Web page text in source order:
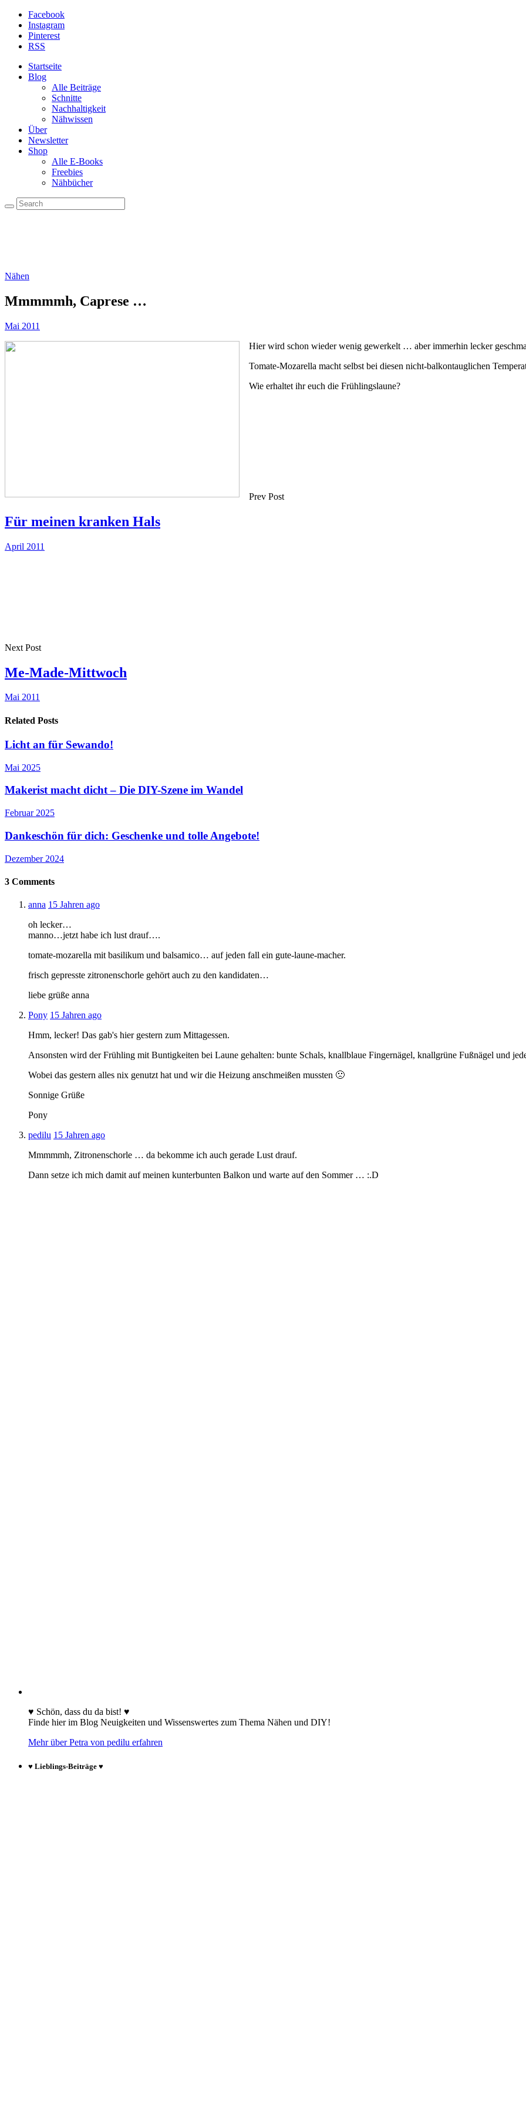
Facebook
Instagram
Pinterest
RSS
Startseite
Blog
Alle Beiträge
Schnitte
Nachhaltigkeit
Nähwissen
Über
Newsletter
Shop
Alle E-Books
Freebies
Nähbücher
Nähen
Mmmmmh, Caprese …
Mai 2011
Hier wird schon wieder wenig gewerkelt … aber immerhin lecker
Tomate-Mozarella macht selbst bei diesen nicht-balkontauglichen
Wie erhaltet ihr euch die Frühlingslaune?
Prev Post
Für meinen kranken Hals
April 2011
Next Post
Me-Made-Mittwoch
Mai 2011
Related Posts
Licht an für Sewando!
Mai 2025
Makerist macht dicht – Die DIY-Szene im Wandel
Februar 2025
Dankeschön für dich: Geschenke und tolle Angebote!
Dezember 2024
3 Comments
anna 15 Jahren ago
oh lecker…
manno…jetzt habe ich lust drauf….
tomate-mozarella mit basilikum und balsamico… auf jeden fall ein gute-laune-macher.
frisch gepresste zitronenschorle gehört auch zu den kandidaten…
liebe grüße anna
Pony 15 Jahren ago
Hmm, lecker! Das gab's hier gestern zum Mittagessen.
Ansonsten wird der Frühling mit Buntigkeiten bei Laune gehalten: bunte Schals, knallblaue Fingernägel, knallgrüne Fußnägel und
Wobei das gestern alles nix genutzt hat und wir die Heizung anschmeißen mussten 🙁
Sonnige Grüße
Pony
pedilu 15 Jahren ago
Mmmmmh, Zitronenschorle … da bekomme ich auch gerade Lust drauf.
Dann setze ich mich damit auf meinen kunterbunten Balkon und warte auf den Sommer … :.D
♥ Schön, dass du da bist! ♥
Finde hier im Blog Neuigkeiten und Wissenswertes zum Thema Nähen und DIY!
Mehr über Petra von pedilu erfahren
♥ Lieblings-Beiträge ♥